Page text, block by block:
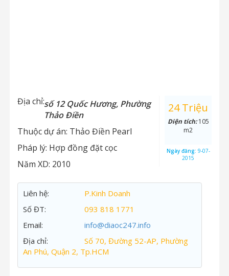
Địa chỉ:số 12 Quốc Hương, Phường
Thảo Điền
Thuộc dự án: Thảo Điền Pearl
Pháp lý: Hợp đồng đặt cọc
Năm XD: 2010
24 Triệu
Diện tích:105
m2
Ngày đăng: 9-07-
2015
Liên hệ:
P.Kinh Doanh
Số ĐT:
093 818 1771
Email:
info@diaoc247.info
Địa chỉ:
Số 70, Đường 52-AP, Phường
An Phú, Quận 2, Tp.HCM